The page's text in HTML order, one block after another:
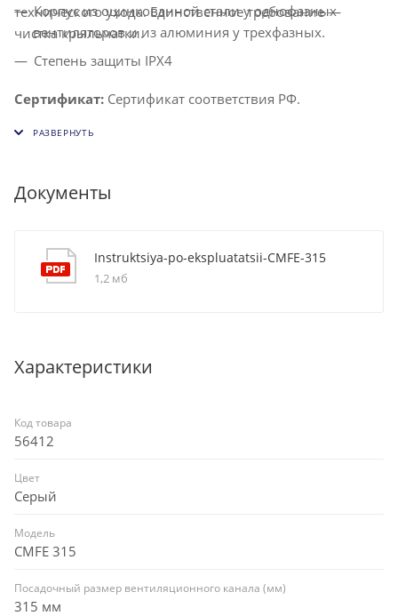
Корпус из оцинкованной стали у однофазных
вентиляторов и из алюминия у трехфазных.
Степень защиты IPX4
технического ухода. Единственное требование —
чистка крыльчатки.
Сертификат: Сертификат соответствия РФ.
Документы
Instruktsiya-po-ekspluatatsii-CMFE-315
1,2 мб
Характеристики
Код товара
56412
Цвет
Серый
Модель
CMFE 315
Посадочный размер вентиляционного канала (мм)
315 мм